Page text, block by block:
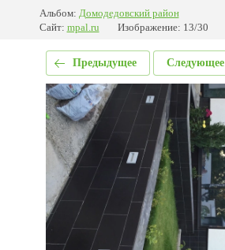
Альбом: Домодедовский район
Сайт: mpal.ru Изображение: 13/30
Предыдущее Следующее